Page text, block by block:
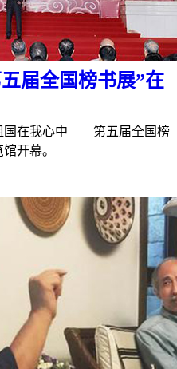
届全国榜书展”在
国在我心中——第五届全国榜
开幕。